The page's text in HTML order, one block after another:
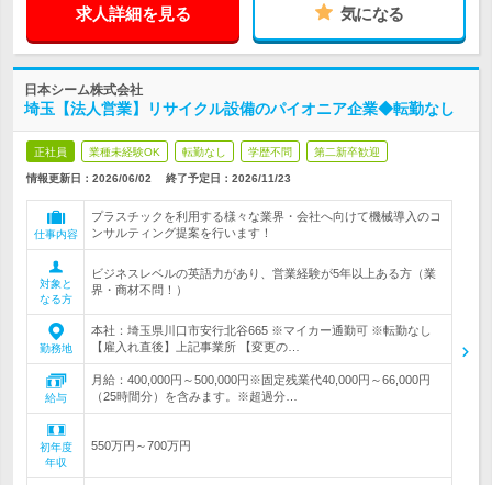
求人詳細を見る 気になる
日本シーム株式会社
埼玉【法人営業】リサイクル設備のパイオニア企業◆転勤なし
正社員 業種未経験OK 転勤なし 学歴不問 第二新卒歓迎
情報更新日：2026/06/02 終了予定日： 2026/11/23
仕事内容
プラスチックを利用する様々な業界・会社へ向けて機械導入のコ
ンサルティング提案を行います！
対象と
なる方
ビジネスレベルの英語力があり、営業経験が5年以上ある方（業
界・商材不問！）
勤務地
本社：埼玉県川口市安行北谷665 ※マイカー通勤可 ※転勤なし
【雇入れ直後】上記事業所 【変更の…
給与
月給：400,000円～500,000円※固定残業代40,000円～66,000円
（25時間分）を含みます。※超過分…
初年度
年収
550万円～700万円